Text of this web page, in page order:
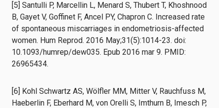
[5] Santulli P, Marcellin L, Menard S, Thubert T, Khoshnood
B, Gayet V, Goffinet F, Ancel PY, Chapron C. Increased rate
of spontaneous miscarriages in endometriosis-affected
women. Hum Reprod. 2016 May;31(5):1014-23. doi:
10.1093/humrep/dew035. Epub 2016 mar 9. PMID:
26965434.
[6] Kohl Schwartz AS, Wölfler MM, Mitter V, Rauchfuss M,
Haeberlin F, Eberhard M, von Orelli S, Imthurn B, Imesch P,